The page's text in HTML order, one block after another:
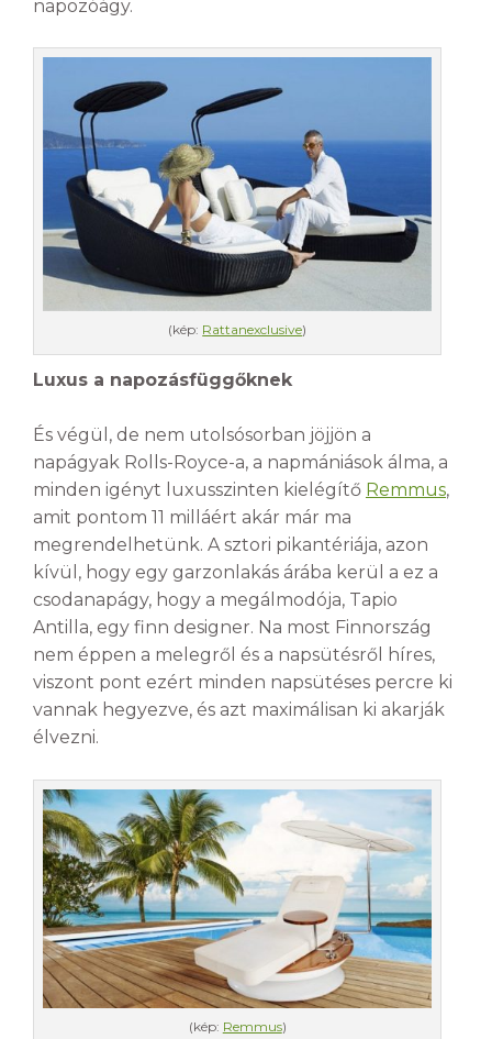
napozóágy.
(kép: Rattanexclusive)
Luxus a napozásfüggőknek
És végül, de nem utolsósorban jöjjön a
napágyak Rolls-Royce-a, a napmániások álma, a
minden igényt luxusszinten kielégítő Remmus,
amit pontom 11 milláért akár már ma
megrendelhetünk. A sztori pikantériája, azon
kívül, hogy egy garzonlakás árába kerül a ez a
csodanapágy, hogy a megálmodója, Tapio
Antilla, egy finn designer. Na most Finnország
nem éppen a melegről és a napsütésről híres,
viszont pont ezért minden napsütéses percre ki
vannak hegyezve, és azt maximálisan ki akarják
élvezni.
(kép: Remmus)